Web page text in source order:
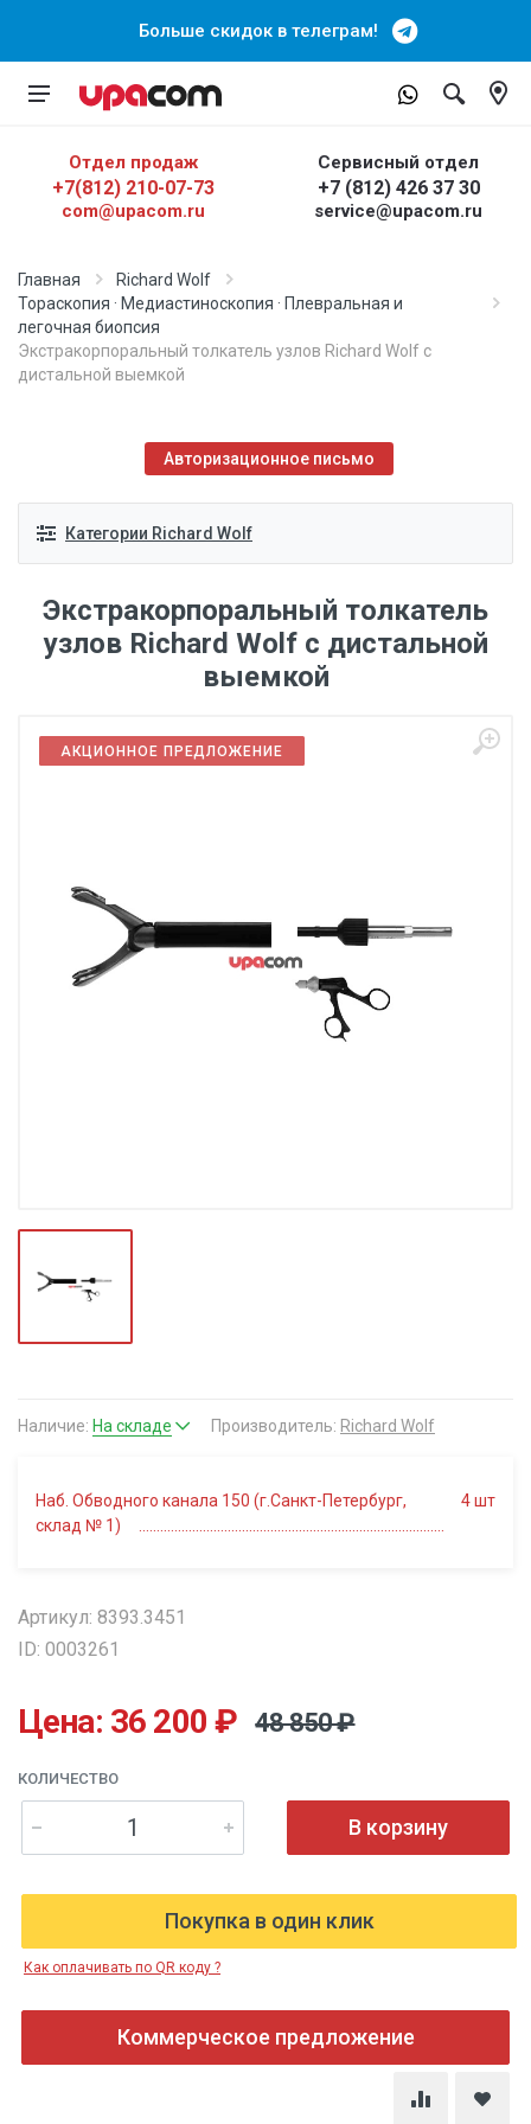
Больше скидок в телеграм!
Отдел продаж
+7(812) 210-07-73
com@upacom.ru
Сервисный отдел
+7 (812) 426 37 30
service@upacom.ru
Главная
Richard Wolf
Тораскопия · Медиастиноскопия · Плевральная и
легочная биопсия
Экстракорпоральный толкатель узлов Richard Wolf с
дистальной выемкой
Авторизационное письмо
Категории Richard Wolf
Экстракорпоральный толкатель
узлов Richard Wolf с дистальной
выемкой
АКЦИОННОЕ ПРЕДЛОЖЕНИЕ
Наличие: На складе Производитель: Richard Wolf
Наб. Обводного канала 150 (г.Санкт-Петербург,
склад № 1)
4шт
Артикул: 8393.3451
ID: 0003261
Цена: 36 200 ₽ 48 850 ₽
КОЛИЧЕСТВО
В корзину
Покупка в один клик
Как оплачивать по QR коду ?
Коммерческое предложение